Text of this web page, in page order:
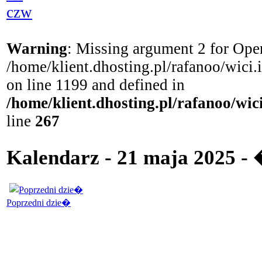
czw
Warning: Missing argument 2 for
/home/klient.dhosting.pl/rafanoo/
on line 1199 and defined in
/home/klient.dhosting.pl/rafanoo/
line 267
Kalendarz - 21 maja 2025 -
Poprzedni dzie�